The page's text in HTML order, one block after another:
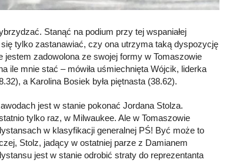
Stanąć na podium przy tej wspaniałej
tylko zastanawiać, czy ona utrzyma taką dyspozycję
zadowolona ze swojej formy w Tomaszowie
ile mnie stać – mówiła uśmiechnięta Wójcik, liderka
a Karolina Bosiek była piętnasta (38.62).
jest w stanie pokonać Jordana Stolza.
tylko raz, w Milwaukee. Ale w Tomaszowie
w klasyfikacji generalnej PŚ! Być może to
Stolz, jadący w ostatniej parze z Damianem
jest w stanie odrobić straty do reprezentanta